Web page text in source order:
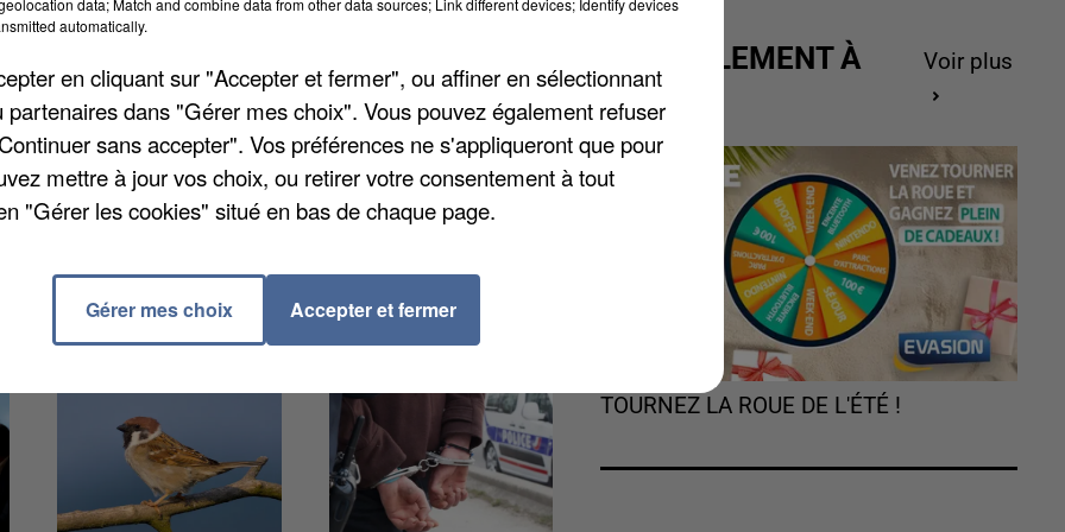
une personne atteinte d’épilepsie qui n’a pas pris
femme occidentale aux cheveux bruns. Au moment
beige ou blanc et une pince dans les cheveux.
à joindre le 17.
ACTUELLEMENT À
GAGNER
Voir plus
TOURNEZ LA ROUE DE L'ÉTÉ !
data; Match and combine data from other data sources; Link different devices; Identify devices
automatically.
en cliquant sur "Accepter et fermer", ou affiner en sélectionnant
partenaires dans "Gérer mes choix". Vous pouvez également refuser
sans accepter". Vos préférences ne s'appliqueront que pour
mettre à jour vos choix, ou retirer votre consentement à tout
"Gérer les cookies" situé en bas de chaque page.
Gérer mes choix Accepter et fermer